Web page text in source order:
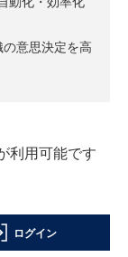
の意思決定を高
利用可能です
ログイン